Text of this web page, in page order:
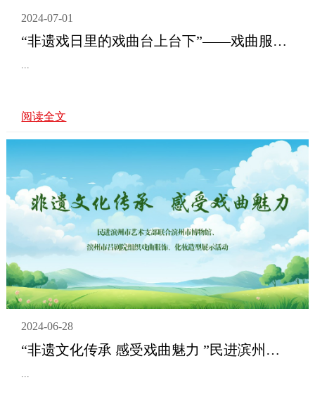
2024-07-01
“非遗戏日里的戏曲台上台下”——戏曲服饰、化妆造型展示活动圆满举办
...
阅读全文
2024-06-28
“非遗文化传承 感受戏曲魅力 ”民进滨州市艺术支部联合滨州市博物馆、滨州市吕剧院组织戏曲服饰、化妆造型展示活动通知